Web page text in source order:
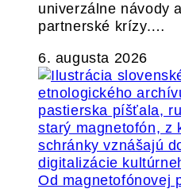
univerzálne návody
partnerské krízy.…
6. augusta 2026
Od magnetofónovej